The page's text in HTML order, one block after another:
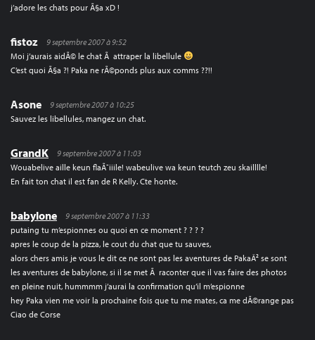
j’adore les chats pour Ã§a xD !
fistoz
9 septembre 2007 à 9:52
Moi j’aurais aidÃ© le chat Ã attraper la libellule
C’est quoi Ã§a ?! Paka ne rÃ©ponds plus aux comms ??!!
Asone
9 septembre 2007 à 10:25
Sauvez les libellules, mangez un chat.
GrandK
9 septembre 2007 à 11:03
Wouabelive aille keun flaÃ¯iiile! wabeulive wa keun teutch zeu skailllle!
En fait ton chat il est fan de R Kelly. Cte honte.
babylone
9 septembre 2007 à 11:33
putaing tu m’espionnes ou quoi en ce moment ? ? ? ?
apres le coup de la pizza, le cout du chat que tu sauves,
alors chers amis je vous le dit ce ne sont pas les aventures de PakaÂ² se sont
les aventures de babylone, si il se met Ã raconter que il vas faire des photos
en pleine nuit, hummmm j’aurai la confirmation qu’il m’espionne
hey Paka vien me voir la prochaine fois que tu me mates, ca me dÃ©range pas
Ciao de Corse